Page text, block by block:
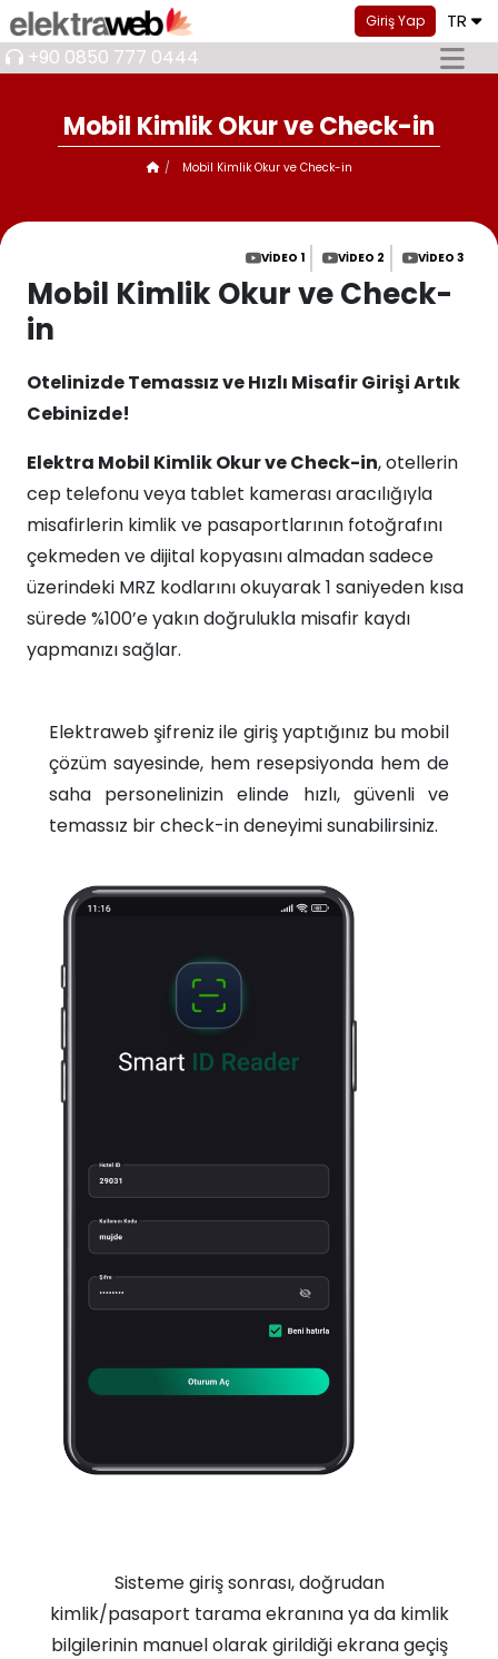
Giriş Yap TR
+90 0850 777 0444
Mobil Kimlik Okur ve Check-in
Mobil Kimlik Okur ve Check-in
VIDEO 1 VIDEO 2 VIDEO 3
Mobil Kimlik Okur ve Check-
in
Otelinizde Temassız ve Hızlı Misafir Girişi Artık
Cebinizde!
Elektra Mobil Kimlik Okur ve Check-in, otellerin
cep telefonu veya tablet kamerası aracılığıyla
misafirlerin kimlik ve pasaportlarının fotoğrafını
çekmeden ve dijital kopyasını almadan sadece
üzerindeki MRZ kodlarını okuyarak 1 saniyeden kısa
sürede %100’e yakın doğrulukla misafir kaydı
yapmanızı sağlar.
Elektraweb şifreniz ile giriş yaptığınız bu mobil
çözüm sayesinde, hem resepsiyonda hem de
saha personelinizin elinde hızlı, güvenli ve
temassız bir check-in deneyimi sunabilirsiniz.
Sisteme giriş sonrası, doğrudan
kimlik/pasaport tarama ekranına ya da kimlik
bilgilerinin manuel olarak girildiği ekrana geçiş